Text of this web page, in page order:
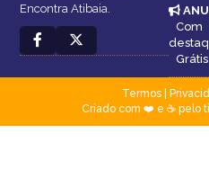
Encontra Atibaia.
Com
Grátis
Termos|
Criado com ❤️ e ☕ pelo